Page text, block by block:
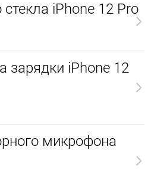
iPhone 12 Pro
зарядки iPhone 12
микрофона